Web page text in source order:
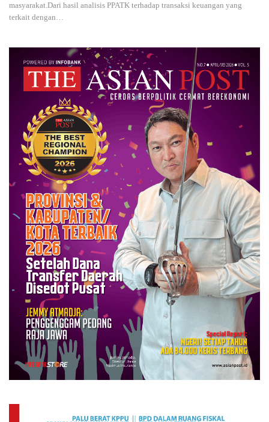
masyarakat.Dari hasil analisis PPATK terhadap transaksi keuangan yang
terkait dengan